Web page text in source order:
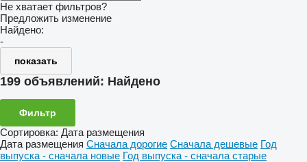
Не хватает фильтров?
Предложить изменение
Найдено:
-
показать
199 объявлений: Найдено
Фильтр
Сортировка: Дата размещения
Дата размещения Сначала дорогие Сначала дешевые Год
выпуска - сначала новые Год выпуска - сначала старые